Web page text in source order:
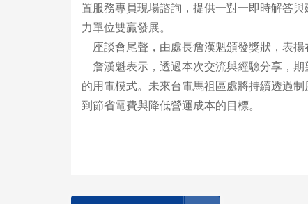
置服務專員現場諮詢，提供一對一即時解答
力單位雙贏發展。
座談會尾聲，由處長詹漢魁頒發獎狀，表揚
詹漢魁表示，透過本次交流與經驗分享，
的用電模式。未來台電馬祖區處將持續透過
到節省電費與降低營運成本的目標。